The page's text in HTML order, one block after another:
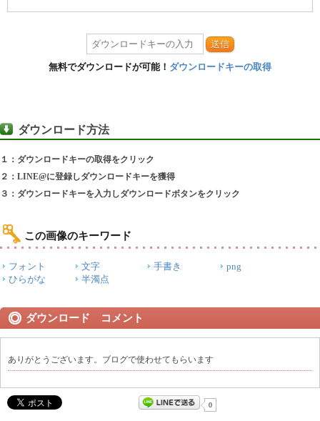
送信
無料でダウンロードが可能！ ダウンロードキーの取得
ダウンロード方法
１：ダウンロードキーの取得をクリック
２：LINE@に登録しダウンロードキーを獲得
３：ダウンロードキーを入力しダウンロードボタンをクリック
この画像のキーワード
フォント 文字 手書き
png
ひらがな
半濁点
ダウンロード コメント
ありがとうございます。ブログで使わせてもらいます
0